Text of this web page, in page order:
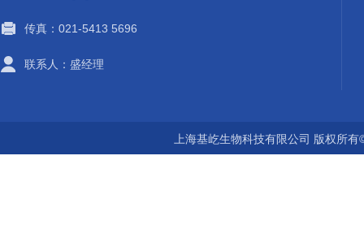
传真：021-5413 5696
联系人：盛经理
上海基屹生物科技有限公司 版权所